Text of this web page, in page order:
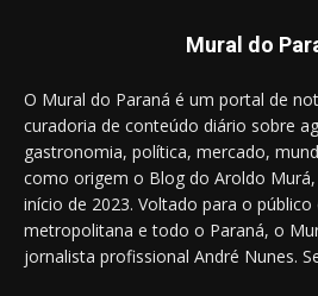
Mural do
O Mural do Paraná é um portal de
curadoria de conteúdo diário sobre
gastronomia, política, mercado,
como origem o Blog do Aroldo
início de 2023. Voltado para o público
metropolitana e todo o Paraná, o
jornalista profissional André Nunes.